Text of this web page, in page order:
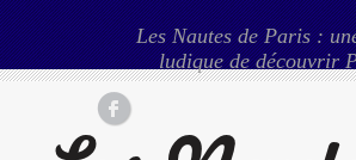
Les Nautes de Paris :
ludique de découvrir